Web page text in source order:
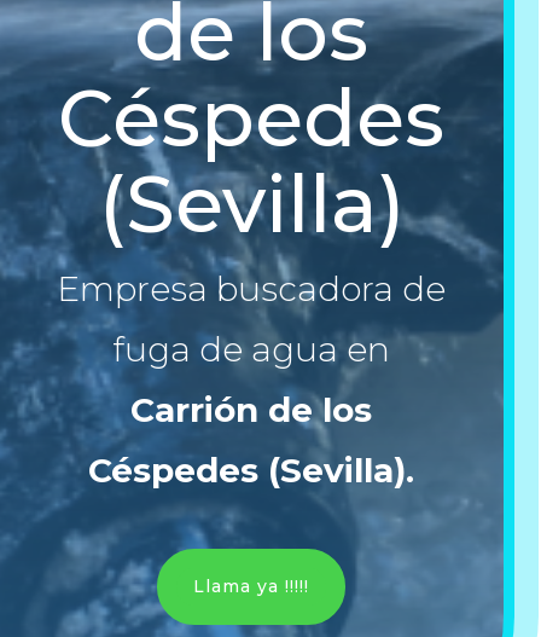
de los
Céspedes
(Sevilla)
Empresa buscadora de
fuga de agua en
Carrión de los
Céspedes (Sevilla).
Llama ya !!!!!